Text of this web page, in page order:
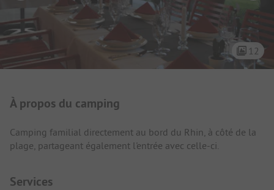
12
Présentation du camping
À propos du camping
Camping familial directement au bord du Rhin, à côté de la
plage, partageant également l'entrée avec celle-ci.
Services